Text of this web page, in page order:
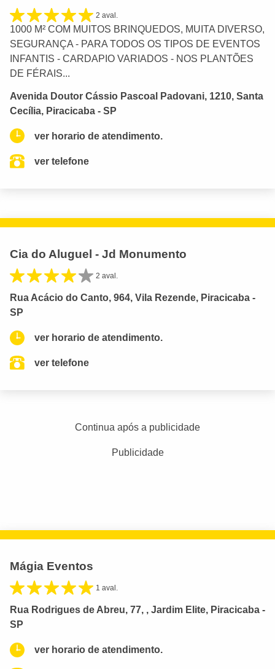
2 aval.
1000 M² COM MUITOS BRINQUEDOS, MUITA DIVERSO,
SEGURANÇA - PARA TODOS OS TIPOS DE EVENTOS
INFANTIS - CARDAPIO VARIADOS - NOS PLANTÕES
DE FÉRAIS...
Avenida Doutor Cássio Pascoal Padovani, 1210, Santa
Cecília, Piracicaba - SP
ver horario de atendimento.
ver telefone
Cia do Aluguel - Jd Monumento
2 aval.
Rua Acácio do Canto, 964, Vila Rezende, Piracicaba -
SP
ver horario de atendimento.
ver telefone
Continua após a publicidade
Publicidade
Mágia Eventos
1 aval.
Rua Rodrigues de Abreu, 77, , Jardim Elite, Piracicaba -
SP
ver horario de atendimento.